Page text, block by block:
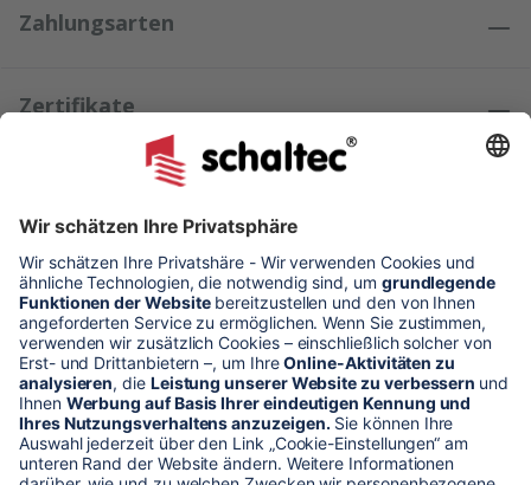
Zahlungsarten
Zertifikate
Kundenmeinungen
* Alle Preise verstehen sich zzgl. Mehrwertsteuer und Versandkosten